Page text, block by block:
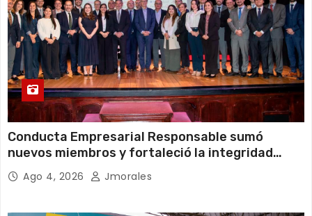
Conducta Empresarial Responsable sumó
nuevos miembros y fortaleció la integridad
empresarial en Ecuador
Ago 4, 2026 Jmorales